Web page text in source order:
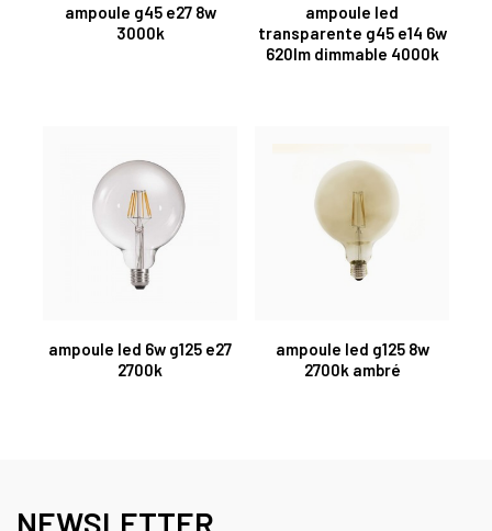
ampoule g45 e27 8w
3000k
ampoule led
transparente g45 e14 6w
620lm dimmable 4000k
ampoule led 6w g125 e27
2700k
ampoule led g125 8w
2700k ambré
NEWSLETTER